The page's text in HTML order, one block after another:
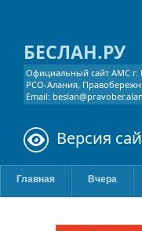
БЕСЛАН.РУ
Официальный сайт АМС г.
РСО-Алания,
Email:
Версия
Главная Вчера